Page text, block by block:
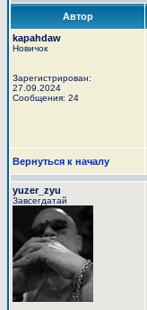
Автор
kapahdaw
Новичок
Зарегистрирован:
27.09.2024
Сообщения: 24
Вернуться к началу
yuzer_zyu
Завсегдатай